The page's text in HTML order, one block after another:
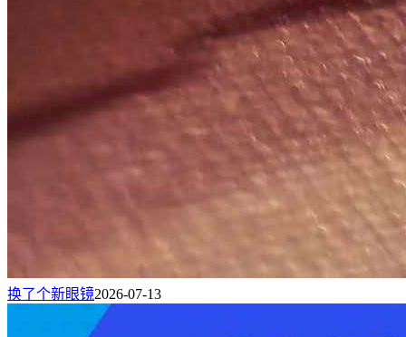
换了个新眼镜2026-07-13